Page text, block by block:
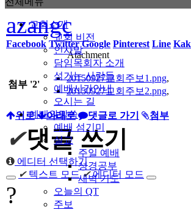
교회소개
교회 비전
인사말
담임목회자 소개
섬기는 사람들
예배시간안내
오시는 길
예배와말씀
예배 섬기미
설교
주일 예배
성경공부
새벽 기도
오늘의 QT
주보
azangc
Facebook Twitter Google Pinterest Line
Atachment
첨부 '2'
20150927교회주보1.png,
20150927교회주보2.png,
위로 아래로 댓글로 가기 첨부
✔댓글 쓰기
에디터 선택하기
✔ 텍스트 모드 ✔에디터 모드
?